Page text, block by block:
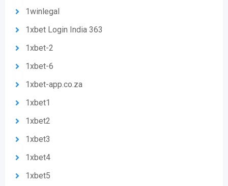
1winlegal
1xbet Login India 363
1xbet-2
1xbet-6
1xbet-app.co.za
1xbet1
1xbet2
1xbet3
1xbet4
1xbet5